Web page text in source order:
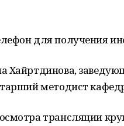
для получения
Хайртдинова,
методист
трансляции